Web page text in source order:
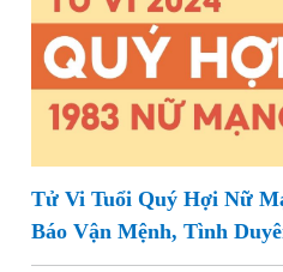
Tử Vi Tuổi Quý Hợi Nữ
Báo Vận Mệnh, Tình